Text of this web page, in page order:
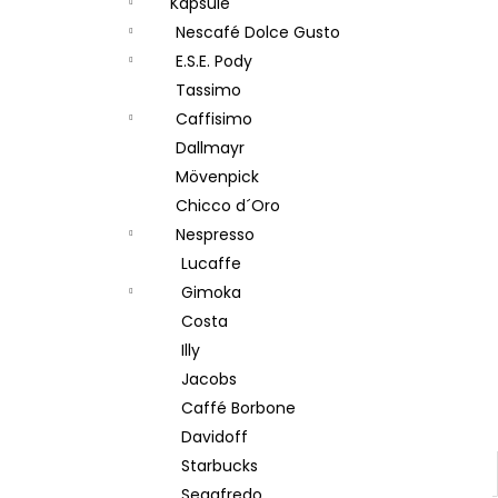
Nescafé Dolce Gusto
E.S.E. Pody
Tassimo
Caffisimo
Dallmayr
Mövenpick
Chicco d´Oro
Nespresso
Lucaffe
Gimoka
Costa
Illy
Jacobs
Caffé Borbone
Davidoff
Starbucks
POPRADSKÁ COLOMBIA ZRNKOVÁ KÁVA
250 G
150 Kč
Původně: 169 Kč